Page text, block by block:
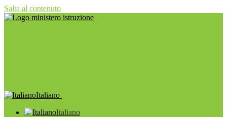
Salta al contenuto
Italiano
Italiano